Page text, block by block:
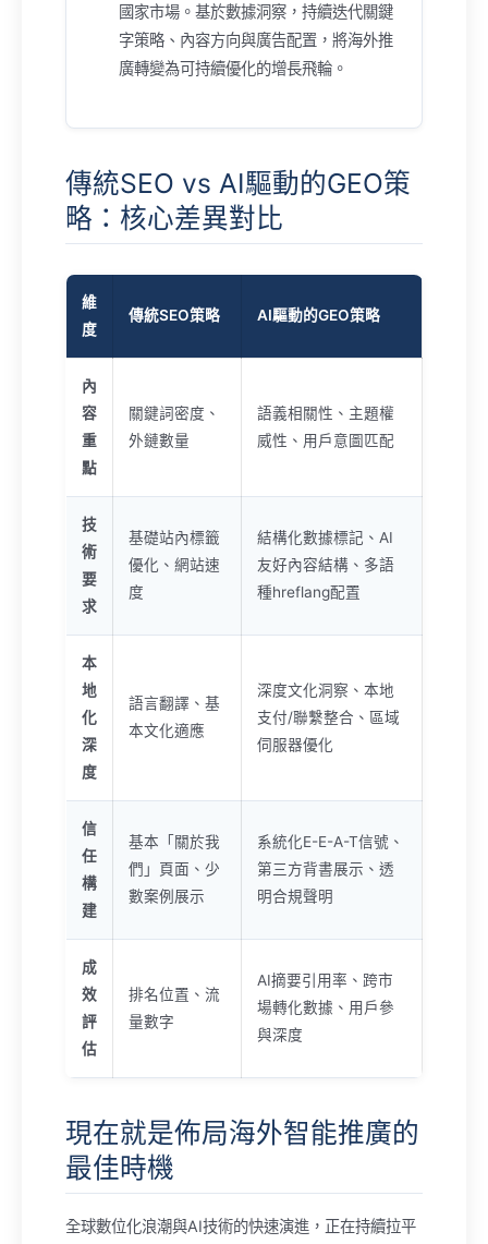
國家市場。基於數據洞察，持續迭代關鍵
字策略、內容方向與廣告配置，將海外推
廣轉變為可持續優化的增長飛輪。
傳統SEO vs AI驅動的GEO策
略：核心差異對比
維
度
傳統SEO策略 AI驅動的GEO策略
內
容
重
點
關鍵詞密度、
外鏈數量
語義相關性、主題權
威性、用戶意圖匹配
技
術
要
求
基礎站內標籤
優化、網站速
度
結構化數據標記、AI
友好內容結構、多語
種hreflang配置
本
地
化
深
度
語言翻譯、基
本文化適應
深度文化洞察、本地
支付/聯繫整合、區域
伺服器優化
信
任
構
建
基本「關於我
們」頁面、少
數案例展示
系統化E-E-A-T信號、
第三方背書展示、透
明合規聲明
成
效
評
估
排名位置、流
量數字
AI摘要引用率、跨市
場轉化數據、用戶參
與深度
現在就是佈局海外智能推廣的
最佳時機
全球數位化浪潮與AI技術的快速演進，正在持續拉平